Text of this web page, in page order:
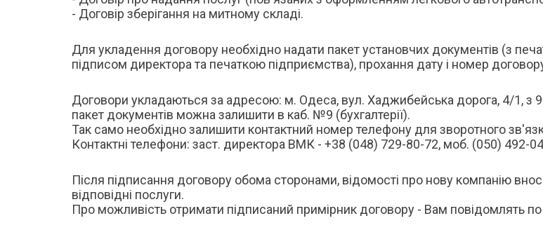
- Договір зберігання на митному складі.
Для укладення договору необхідно надати пакет установчих документів (з
підписом директора та печаткою підприємства), прохання дату і номер
Договори укладаються за адресою: м. Одеса, вул. Хаджибейська дорога, 4/1, з
пакет документів можна залишити в каб. №9 (бухгалтерії).
Так само необхідно залишити контактний номер телефону для зворотного
Контактні телефони: заст. директора ВМК - +38 (048) 729-80-72, моб. (050) 492-
Після підписання договору обома сторонами, відомості про нову компанію
відповідні послуги.
Про можливість отримати підписаний примірник договору - Вам повідомлять